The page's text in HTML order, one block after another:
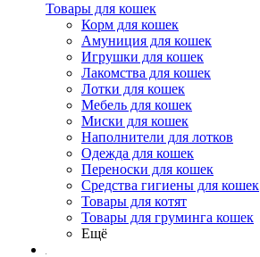
Товары для кошек
Корм для кошек
Амуниция для кошек
Игрушки для кошек
Лакомства для кошек
Лотки для кошек
Мебель для кошек
Миски для кошек
Наполнители для лотков
Одежда для кошек
Переноски для кошек
Средства гигиены для кошек
Товары для котят
Товары для груминга кошек
Ещё